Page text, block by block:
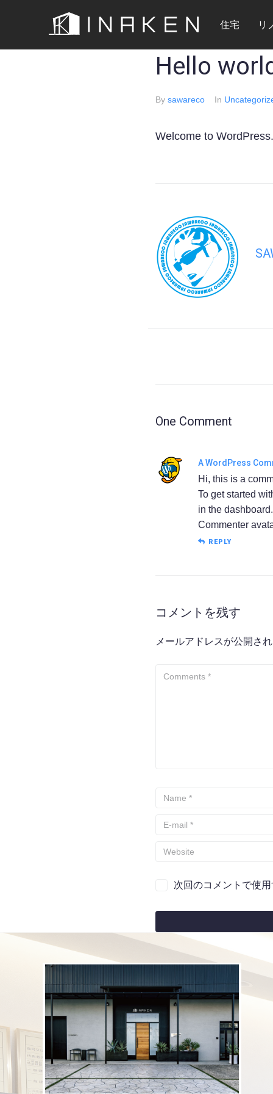
住宅 リ
Hello
By sawareco In
Welcome to
One Comment
A WordPress
Hi, this is a
To get started
in the dashboard.
Commenter
REPLY
コメントを残す
メールアドレスが公開さ
次回のコメントで使